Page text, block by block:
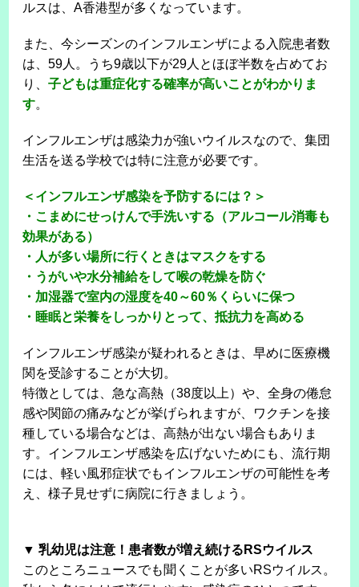
ルスは、A香港型が多くなっています。
また、今シーズンのインフルエンザによる入院患者数
は、59人。うち9歳以下が29人とほぼ半数を占めてお
り、子どもは重症化する確率が高いことがわかりま
す。
インフルエンザは感染力が強いウイルスなので、集団
生活を送る学校では特に注意が必要です。
＜インフルエンザ感染を予防するには？＞
・こまめにせっけんで手洗いする（アルコール消毒も
効果がある）
・人が多い場所に行くときはマスクをする
・うがいや水分補給をして喉の乾燥を防ぐ
・加湿器で室内の湿度を40～60％くらいに保つ
・睡眠と栄養をしっかりとって、抵抗力を高める
インフルエンザ感染が疑われるときは、早めに医療機
関を受診することが大切。
特徴としては、急な高熱（38度以上）や、全身の倦怠
感や関節の痛みなどが挙げられますが、ワクチンを接
種している場合などは、高熱が出ない場合もありま
す。インフルエンザ感染を広げないためにも、流行期
には、軽い風邪症状でもインフルエンザの可能性を考
え、様子見せずに病院に行きましょう。
▼ 乳幼児は注意！患者数が増え続けるRSウイルス
このところニュースでも聞くことが多いRSウイルス。